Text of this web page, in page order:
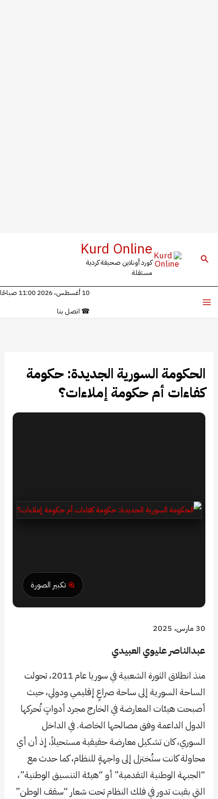
البحث Kurd Online
كورد أونلاين صحيفة كردية
مستقلة
10 أغسطس، 2026 11:00 صباحًا
☎ اتصل بنا
الحكومة السورية الجديدة: حكومة
كفاءات أم حكومة إملاءات؟
تكبير الصورة
30 مارس، 2025
عبدالناصر عليوي العبيدي
منذ انطلاق الثورة الشعبية في سوريا عام 2011، تحولت
الساحة السورية إلى ساحة صراعٍ إقليمي ودولي، حيث
أصبحت هيئات المعارضة في الخارج مجرد أدواتٍ تُحركها
الدول الداعمة وفق مصالحها الخاصة. في الداخل
السوري، كان تشكيل معارضة حقيقية مستحيلاً، إذ أن أي
محاولة كانت ستُختزل إلى واجهةٍ للنظام، كما حدث مع
“الجبهة الوطنية التقدمية” أو “هيئة التنسيق الوطنية”،
التي بقيت تدور في فلك النظام تحت شعار “سقف الوطن”